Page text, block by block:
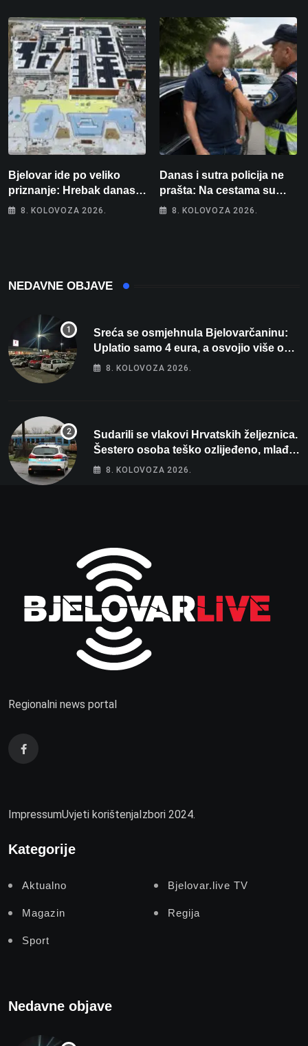
intenzivnoj
Bjelovar ide po veliko
priznanje: Hrebak danas u
Parizu predstavlja
8. KOLOVOZA 2026.
Danas i sutra policija ne
prašta: Na cestama su
posebno na meti ovi
8. KOLOVOZA 2026.
NEDAVNE OBJAVE
Sreća se osmjehnula Bjelovarčaninu:
Uplatio samo 4 eura, a osvojio više od
80 tisuća eura
8. KOLOVOZA 2026.
Sudarili se vlakovi Hrvatskih željeznica.
Šestero osoba teško ozlijeđeno, mlađa
žena na intenzivnoj
8. KOLOVOZA 2026.
Regionalni news portal
ImpressumUvjeti korištenja Izbori 2024.
Kategorije
Aktualno Bjelovar.live TV
Magazin Regija
Sport
Nedavne objave